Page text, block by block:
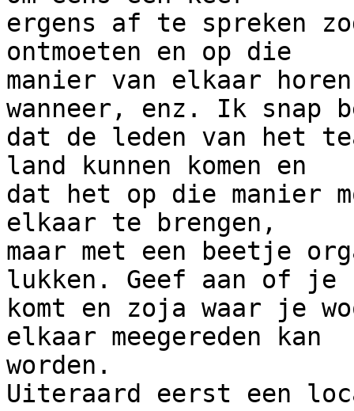
ergens af te spreken
ontmoeten en op die
manier van elkaar
wanneer, enz. Ik snap
dat de leden van het
land kunnen komen en
dat het op die manier
elkaar te brengen,
maar met een beetje
lukken. Geef aan of je
komt en zoja waar je
elkaar meegereden kan
worden.
Uiteraard eerst een